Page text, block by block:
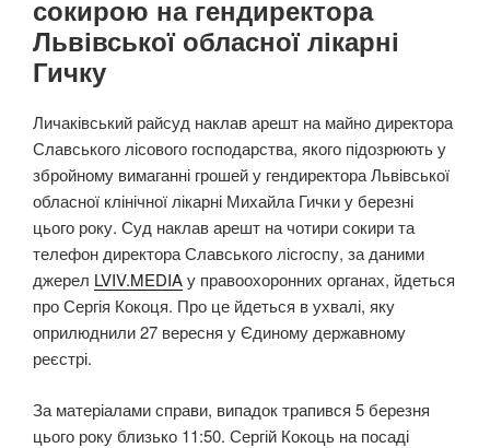
сокирою на гендиректора
Львівської обласної лікарні
Гичку
Личаківський райсуд наклав арешт на майно директора
Славського лісового господарства, якого підозрюють у
збройному вимаганні грошей у гендиректора Львівської
обласної клінічної лікарні Михайла Гички у березні
цього року. Суд наклав арешт на чотири сокири та
телефон директора Славського лісгоспу, за даними
джерел LVIV.MEDIAу правоохоронних органах, йдеться
про Сергія Кокоця. Про це йдеться в ухвалі, яку
оприлюднили 27 вересня у Єдиному державному
реєстрі.
За матеріалами справи, випадок трапився 5 березня
цього року близько 11:50. Сергій Кокоць на посаді